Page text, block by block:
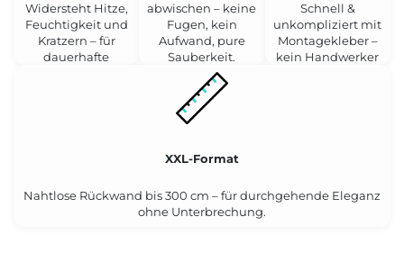
Widersteht Hitze,
Feuchtigkeit und
Kratzern – für
dauerhafte
abwischen – keine
Fugen, kein
Aufwand, pure
Sauberkeit.
Schnell &
unkompliziert mit
Montagekleber –
kein Handwerker
XXL-Format
Nahtlose Rückwand bis 300 cm – für durchgehende Eleganz
ohne Unterbrechung.